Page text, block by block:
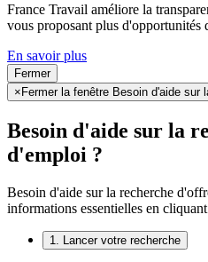
France Travail améliore la
vous proposant plus d'opportunités
En savoir plus
Fermer
× Fermer la fenêtre Besoin d'aide sur
Besoin d'aide sur la
d'emploi ?
Besoin d'aide sur la recherche
informations essentielles en
1. Lancer votre recherche